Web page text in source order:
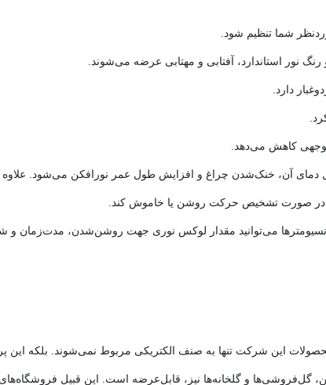
نور استاندارد، آفتابی و مهتابی عرضه می‌شوند.
کاهش می‌دهد.
آن، خنک‌شدن چراغ و افزایش طول عمر نورافکن می‌شود. علاوه
و در صورت تشخیص حرکت روشن یا خاموش کند.
می‌توانید مقدار لوکس نوری جهت روشن‌شدن، مدت‌زمان و
این شرکت تنها به صنف الکتریکی مربوط نمی‌شوند. بلکه این
گل‌فروشی‌ها و گلخانه‌ها نیز، قابل‌عرضه است. این قبیل فروشگاه‌های